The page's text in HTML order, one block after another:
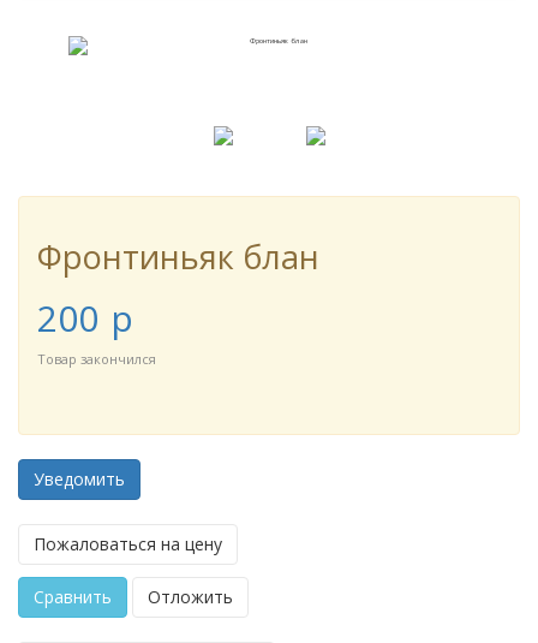
Фронтиньяк блан
200 p
Товар закончился
Уведомить
Пожаловаться на цену
Сравнить Отложить